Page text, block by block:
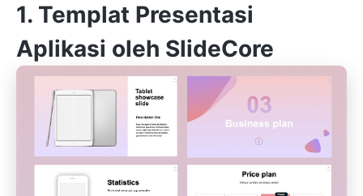
1. Templat Presentasi
Aplikasi oleh SlideCore